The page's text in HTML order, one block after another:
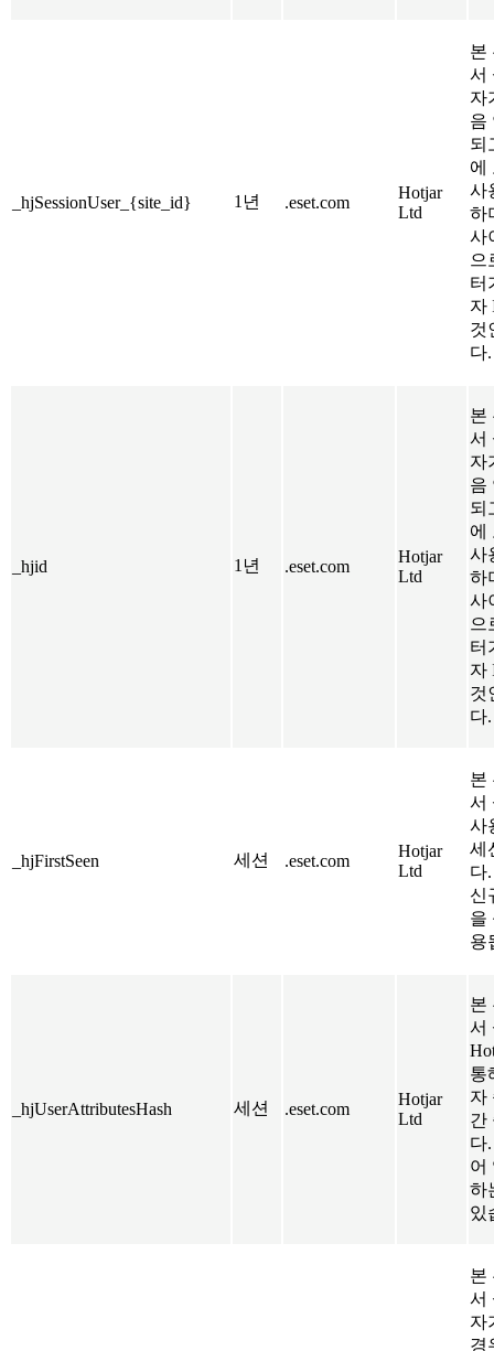
_hjSessionUser_{site_id} 1년 .eset.com
Hotjar
Ltd
본
서
자
음
되
에
사
하
사
으
터
자
것
다.
_hjid 1년 .eset.com
Hotjar
Ltd
본
서
자
음
되
에
사
하
사
으
터
자
것
다.
_hjFirstSeen 세션 .eset.com
Hotjar
Ltd
본
서
사
세
다
신
을
용
_hjUserAttributesHash 세션 .eset.com
Hotjar
Ltd
본
서
통
자
간
다
어
하
있
본
서
자
경